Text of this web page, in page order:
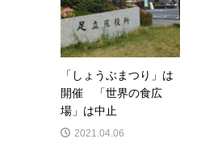
「しょうぶまつり」は
開催 「世界の食広
場」は中止
2021.04.06